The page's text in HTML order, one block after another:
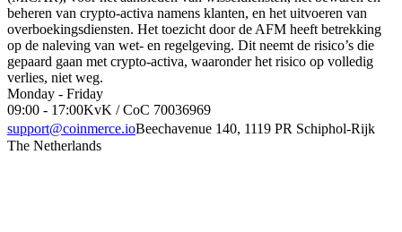
beheren van crypto-activa namens klanten, en het uitvoeren van
overboekingsdiensten. Het toezicht door de AFM heeft betrekking
op de naleving van wet- en regelgeving. Dit neemt de risico’s die
gepaard gaan met crypto-activa, waaronder het risico op volledig
verlies, niet weg.
Monday - Friday
09:00 - 17:00KvK / CoC 70036969
support@coinmerce.ioBeechavenue 140, 1119 PR Schiphol-Rijk
The Netherlands